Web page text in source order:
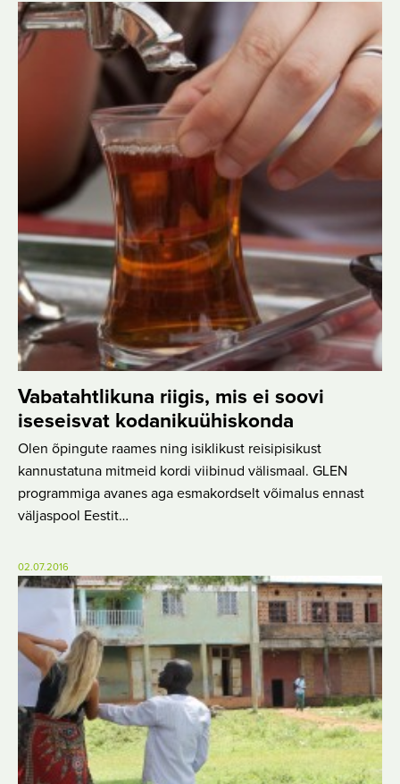
Vabatahtlikuna riigis, mis ei soovi
iseseisvat kodanikuühiskonda
Olen õpingute raames ning isiklikust reisipisikust
kannustatuna mitmeid kordi viibinud välismaal. GLEN
programmiga avanes aga esmakordselt võimalus ennast
väljaspool Eestit…
02.07.2016